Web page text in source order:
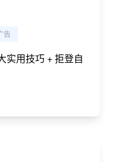
告
实用技巧 + 拒登自